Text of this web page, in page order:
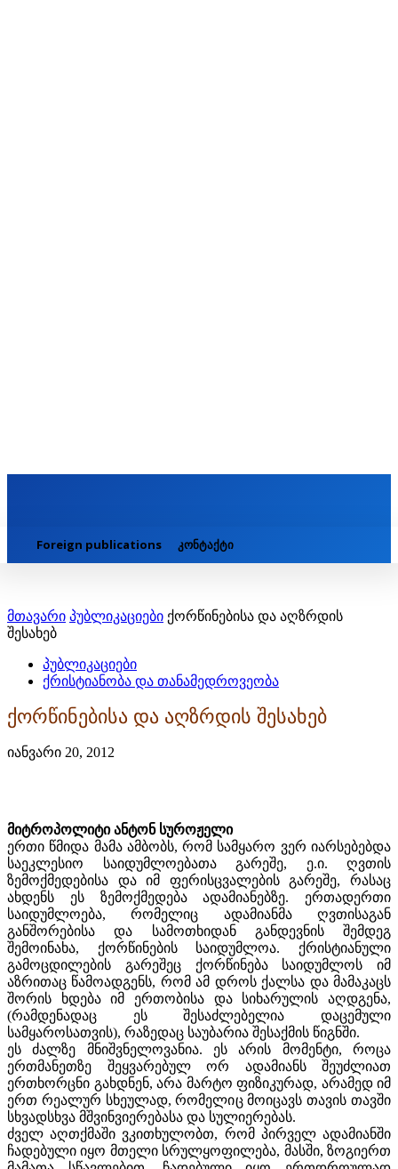
Foreign publications კონტაქტი
მთავარი პუბლიკაციები ქორწინებისა და აღზრდის
შესახებ
პუბლიკაციები
ქრისტიანობა და თანამედროვეობა
ქორწინებისა და აღზრდის შესახებ
იანვარი 20, 2012
მიტროპოლიტი ანტონ სუროჟელი
ერთი წმიდა მამა ამბობს, რომ სამყარო ვერ იარსებებდა
საეკლესიო საიდუმლოებათა გარეშე, ე.ი. ღვთის
ზემოქმედებისა და იმ ფერისცვალების გარეშე, რასაც
ახდენს ეს ზემოქმედება ადამიანებზე. ერთადერთი
საიდუმლოება, რომელიც ადამიანმა ღვთისაგან
განშორებისა და სამოთხიდან განდევნის შემდეგ
შემოინახა, ქორწინების საიდუმლოა. ქრისტიანული
გამოცდილების გარეშეც ქორწინება საიდუმლოს იმ
აზრითაც წამოადგენს, რომ ამ დროს ქალსა და მამაკაცს
შორის ხდება იმ ერთობისა და სიხარულის აღდგენა,
(რამდენადაც ეს შესაძლებელია დაცემული
სამყაროსათვის), რაზედაც საუბარია შესაქმის წიგნში.
ეს ძალზე მნიშვნელოვანია. ეს არის მომენტი, როცა
ერთმანეთზე შეყვარებულ ორ ადამიანს შეუძლიათ
ერთხორცნი გახდნენ, არა მარტო ფიზიკურად, არამედ იმ
ერთ რეალურ სხეულად, რომელიც მოიცავს თავის თავში
სხვადსხვა მშვინვიერებასა და სულიერებას.
ძველ აღთქმაში ვკითხულობთ, რომ პირველ ადამიანში
ჩადებული იყო მთელი სრულყოფილება, მასში, ზოგიერთ